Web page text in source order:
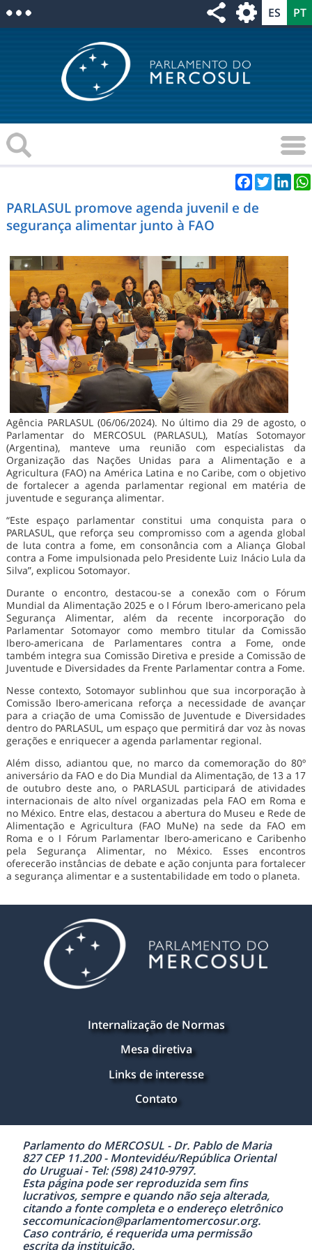
Facebook
Twitter
PARLASUL promove agenda juvenil e de
segurança alimentar junto à FAO
Agência PARLASUL (06/06/2024). No último dia 29 de agosto, o
Parlamentar do MERCOSUL (PARLASUL), Matías Sotomayor
(Argentina), manteve uma reunião com especialistas da
Organização das Nações Unidas para a Alimentação e a
Agricultura (FAO) na América Latina e no Caribe, com o objetivo
de fortalecer a agenda parlamentar regional em matéria de
juventude e segurança alimentar.
“Este espaço parlamentar constitui uma conquista para o
PARLASUL, que reforça seu compromisso com a agenda global
de luta contra a fome, em consonância com a Aliança Global
contra a Fome impulsionada pelo Presidente Luiz Inácio Lula da
Silva”, explicou Sotomayor.
Durante o encontro, destacou-se a conexão com o Fórum
Mundial da Alimentação 2025 e o I Fórum Ibero-americano pela
Segurança Alimentar, além da recente incorporação do
Parlamentar Sotomayor como membro titular da Comissão
Ibero-americana de Parlamentares contra a Fome, onde
também integra sua Comissão Diretiva e preside a Comissão de
Juventude e Diversidades da Frente Parlamentar contra a Fome.
Nesse contexto, Sotomayor sublinhou que sua incorporação à
Comissão Ibero-americana reforça a necessidade de avançar
para a criação de uma Comissão de Juventude e Diversidades
dentro do PARLASUL, um espaço que permitirá dar voz às novas
gerações e enriquecer a agenda parlamentar regional.
Além disso, adiantou que, no marco da comemoração do 80º
aniversário da FAO e do Dia Mundial da Alimentação, de 13 a 17
de outubro deste ano, o PARLASUL participará de atividades
internacionais de alto nível organizadas pela FAO em Roma e
no México. Entre elas, destacou a abertura do Museu e Rede de
Alimentação e Agricultura (FAO MuNe) na sede da FAO em
Roma e o I Fórum Parlamentar Ibero-americano e Caribenho
pela Segurança Alimentar, no México. Esses encontros
oferecerão instâncias de debate e ação conjunta para fortalecer
a segurança alimentar e a sustentabilidade em todo o planeta.
Internalização de Normas
Mesa diretiva
Links de interesse
Contato
Parlamento do MERCOSUL - Dr. Pablo de Maria
827 CEP 11.200 - Montevidéu/República Oriental
do Uruguai - Tel: (598) 2410-9797.
Esta página pode ser reproduzida sem fins
lucrativos, sempre e quando não seja alterada,
citando a fonte completa e o endereço eletrônico
seccomunicacion@parlamentomercosur.org.
Caso contrário, é requerida uma permissão
escrita da instituição.